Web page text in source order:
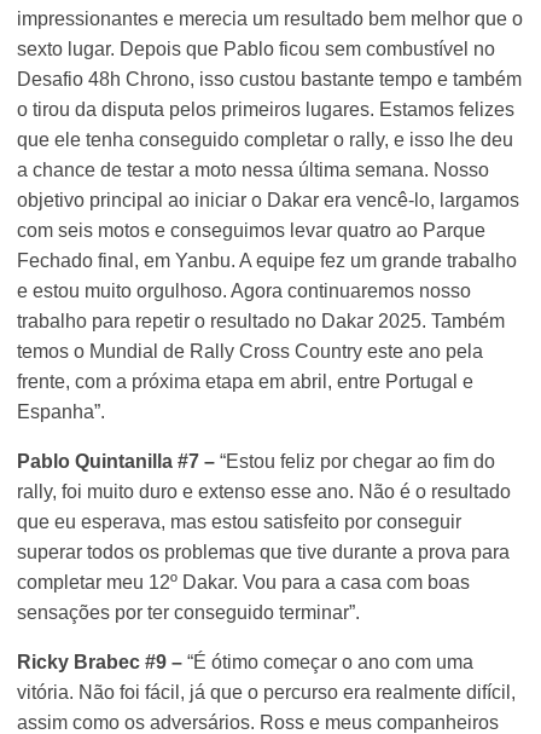
impressionantes e merecia um resultado bem melhor que o
sexto lugar. Depois que Pablo ficou sem combustível no
Desafio 48h Chrono, isso custou bastante tempo e também
o tirou da disputa pelos primeiros lugares. Estamos felizes
que ele tenha conseguido completar o rally, e isso lhe deu
a chance de testar a moto nessa última semana. Nosso
objetivo principal ao iniciar o Dakar era vencê-lo, largamos
com seis motos e conseguimos levar quatro ao Parque
Fechado final, em Yanbu. A equipe fez um grande trabalho
e estou muito orgulhoso. Agora continuaremos nosso
trabalho para repetir o resultado no Dakar 2025. Também
temos o Mundial de Rally Cross Country este ano pela
frente, com a próxima etapa em abril, entre Portugal e
Espanha”.
Pablo Quintanilla #7 – “Estou feliz por chegar ao fim do
rally, foi muito duro e extenso esse ano. Não é o resultado
que eu esperava, mas estou satisfeito por conseguir
superar todos os problemas que tive durante a prova para
completar meu 12º Dakar. Vou para a casa com boas
sensações por ter conseguido terminar”.
Ricky Brabec #9 – “É ótimo começar o ano com uma
vitória. Não foi fácil, já que o percurso era realmente difícil,
assim como os adversários. Ross e meus companheiros